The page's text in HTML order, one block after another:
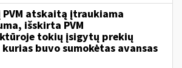
PVM atskaitą įtraukiama
išskirta PVM
tokių įsigytų prekių
buvo sumokėtas avansas